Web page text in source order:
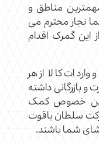
مناطق و
تجار محترم می
از این گمرک اقدام
کالا از هر
و بازرگانی داشته
این خصوص کمک
سلطان یاقوت
شما باشند.